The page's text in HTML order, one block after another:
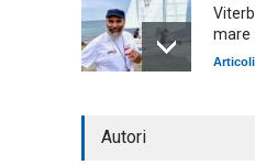
mare
Articoli
Autori